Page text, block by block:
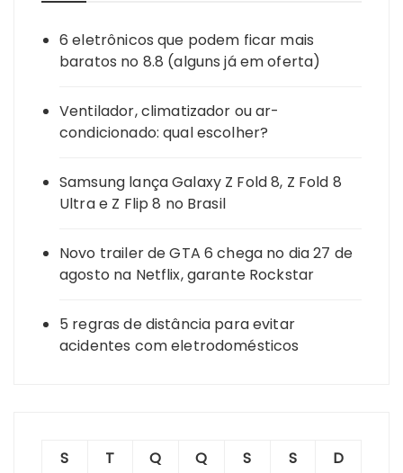
6 eletrônicos que podem ficar mais
baratos no 8.8 (alguns já em oferta)
Ventilador, climatizador ou ar-
condicionado: qual escolher?
Samsung lança Galaxy Z Fold 8, Z Fold 8
Ultra e Z Flip 8 no Brasil
Novo trailer de GTA 6 chega no dia 27 de
agosto na Netflix, garante Rockstar
5 regras de distância para evitar
acidentes com eletrodomésticos
S T Q Q S S
D